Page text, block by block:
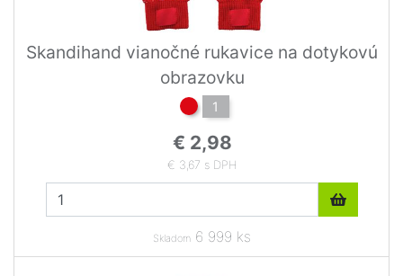
Skandihand vianočné rukavice na dotykovú
obrazovku
1
€ 2,98
€ 3,67 s DPH
Skladom 6 999 ks